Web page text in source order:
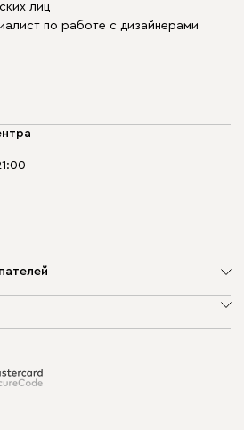
лиц
по работе с дизайнерами